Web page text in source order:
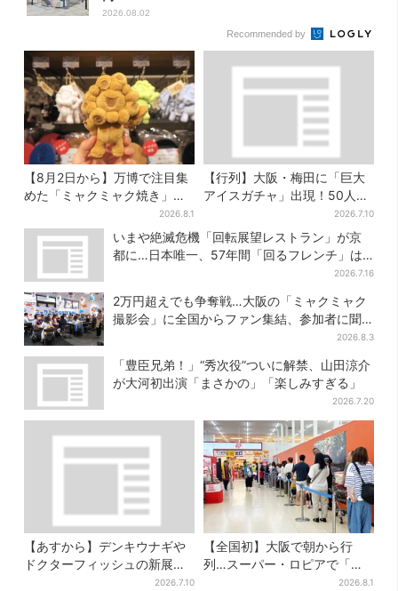
2026.08.02
Recommended by
【8月2日から】万博で注目集
めた「ミャクミャク焼き」初
グッズ化！大阪・梅田だけの
新商品が登場
2026.8.1
【行列】大阪・梅田に「巨大
アイスガチャ」出現！50人以
上が列…初日は即終了、残る
開催日は？
2026.7.10
いまや絶滅危機「回転展望レストラン」が京
都に…日本唯一、57年間「回るフレンチ」は
2026.7.16
2万円超えでも争奪戦…大阪の「ミャクミャク
撮影会」に全国からファン集結、参加者に聞
2026.8.3
「豊臣兄弟！」“秀次役”ついに解禁、山田涼介
が大河初出演「まさかの」「楽しみすぎる」
2026.7.20
【あすから】デンキウナギや
ドクターフィッシュの新展示
スタート、神戸の都市型水族
2026.7.10
【全国初】大阪で朝から行
列…スーパー・ロピアで「ど
デカ抽選会」、開始30分で“1
2026.8.1